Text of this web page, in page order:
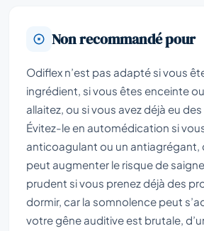
Non recommandé pour
Odiflex n’est pas adapté si vous
ingrédient, si vous êtes enceinte
allaitez, ou si vous avez déjà eu
Évitez-le en automédication si
anticoagulant ou un antiagrégant,
peut augmenter le risque de
prudent si vous prenez déjà des
dormir, car la somnolence peut
votre gêne auditive est brutale,